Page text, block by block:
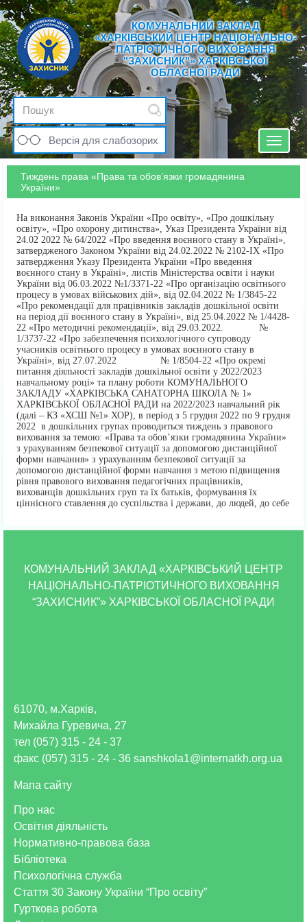
КОМУНАЛЬНИЙ ЗАКЛАД
«ХАРКІВСЬКИЙ ЦЕНТР НАЦІОНАЛЬНО-
ПАТРІОТИЧНОГО ВИХОВАННЯ
"ЗАХИСНИК"» ХАРКІВСЬКОЇ
ОБЛАСНОЇ РАДИ
Версія для слабозорих
Toggle
Тиждень права «Права та обов’язки громадянина
України»
На виконання Законів України «Про освіту», «Про дошкільну
освіту», «Про охорону дитинства», Указ Президента України від
24.02 2022 № 64/2022 «Про введення воєнного стану в Україні»,
затвердженого Законом України від 24.02.2022 № 2102-ІХ «Про
затвердження Указу Президента України «Про введення
воєнного стану в Україні», листів Міністерства освіти і науки
України від 06.03.2022 №1/3371-22 «Про організацію освітнього
процесу в умовах військових дій», від 02.04.2022 № 1/3845-22
«Про рекомендації для працівників закладів дошкільної освіти
на період дії воєнного стану в Україні», від 25.04.2022 № 1/4428-
22 «Про методичні рекомендації», від 29.03.2022. №
1/3737-22 «Про забезпечення психологічного супроводу
учасників освітнього процесу в умовах воєнного стану в
Україні», від 27.07.2022 № 1/8504-22 «Про окремі
питання діяльності закладів дошкільної освіти у 2022/2023
навчальному році» та плану роботи КОМУНАЛЬНОГО
ЗАКЛАДУ «ХАРКІВСЬКА САНАТОРНА ШКОЛА № 1»
ХАРКІВСЬКОЇ ОБЛАСНОЇ РАДИ на 2022/2023 навчальний рік
(далі – КЗ «ХСШ №1» ХОР), в період з 5 грудня 2022 по 9 грудня
2022 в дошкільних групах проводиться тиждень з правового
виховання за темою: «Права та обов’язки громадянина України»
з урахуванням безпекової ситуації за допомогою дистанційної
форми навчання» з урахуванням безпекової ситуації за
допомогою дистанційної форми навчання з метою підвищення
рівня правового виховання педагогічних працівників,
вихованців дошкільних груп та їх батьків, формування їх
ціннісного ставлення до суспільства і держави, до людей, до себе
КОМУНАЛЬНИЙ ЗАКЛАД «ХАРКІВСЬКИЙ ЦЕНТР
НАЦІОНАЛЬНО-ПАТРІОТИЧНОГО ВИХОВАННЯ
“ЗАХИСНИК”» ХАРКІВСЬКОЇ ОБЛАСНОЇ РАДИ
Про нас
Освітня діяльність
Нормативно-правова база
Бібліотека
Психологічна служба
Стаття 30 Закону України “Про освіту”
Гурткова робота
61070, м.Харків,
Михайла Гуревича, 27
тел (057) 315 - 24 - 37
факс (057) 315 - 24 - 36 sanshkola1@internatkh.org.ua
Мапа сайту